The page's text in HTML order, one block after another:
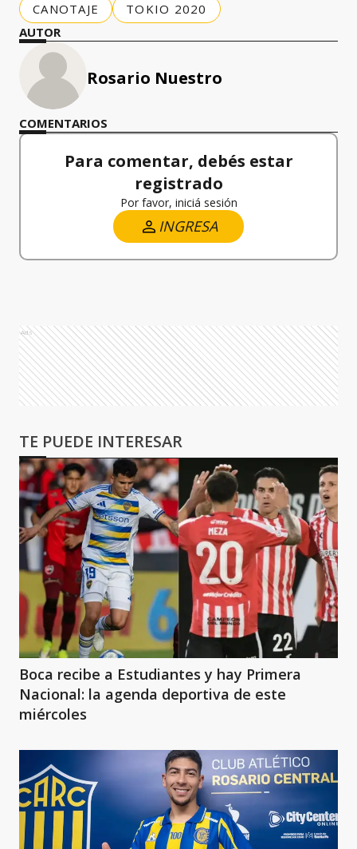
CANOTAJE
TOKIO 2020
AUTOR
Rosario Nuestro
COMENTARIOS
Para comentar, debés estar
registrado
Por favor, iniciá sesión
INGRESA
Ads
TE PUEDE INTERESAR
Boca recibe a Estudiantes y hay Primera
Nacional: la agenda deportiva de este
miércoles